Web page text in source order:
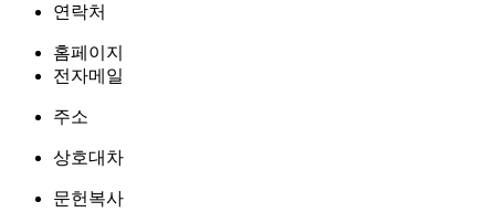
연락처
홈페이지
전자메일
주소
상호대차
문헌복사